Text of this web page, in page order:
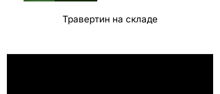
Травертин на складе